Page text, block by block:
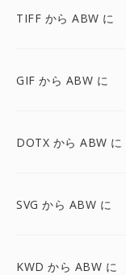
TIFF から ABW に
GIF から ABW に
DOTX から ABW に
SVG から ABW に
KWD から ABW に